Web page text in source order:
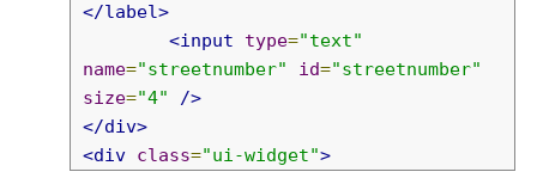
</label>
<input
type="text"
name="streetnumber" id="streetnumber"
size="4"
/>
</div>
<div class="ui-widget">